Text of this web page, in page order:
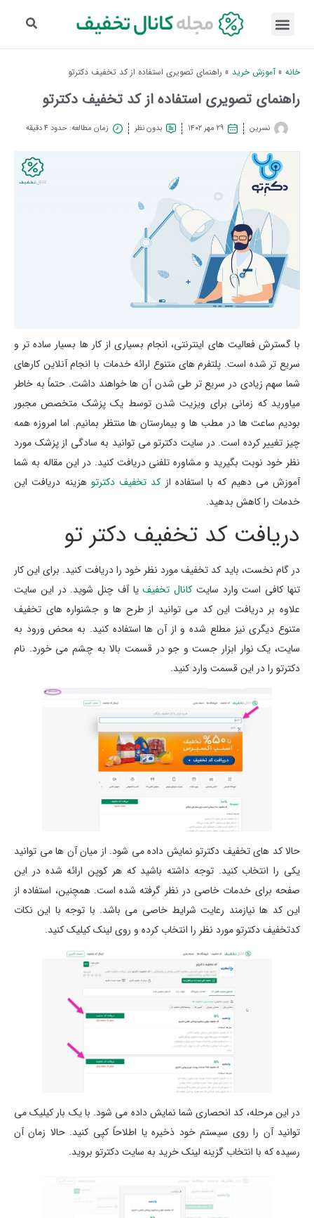
خانه » آموزش خرید » راهنمای تصویری استفاده از کد تخفیف دکترتو
راهنمای تصویری استفاده از کد تخفیف دکترتو
نسرین ۲۹ مهر ۱۴۰۲ بدون نظر زمان مطالعه: حدود 4 دقیقه
با گسترش فعالیت های اینترنتی، انجام بسیاری از کار ها بسیار ساده تر و
سریع تر شده است. پلتفرم های متنوع ارائه خدمات با انجام آنلاین کارهای
شما سهم زیادی در سریع تر طی شدن آن ها خواهند داشت. حتماً به خاطر
میاورید که زمانی برای ویزیت شدن توسط یک پزشک متخصص مجبور
بودیم ساعت ها در مطب ها و بیمارستان ها منتظر بمانیم. اما امروزه همه
چیز تغییر کرده است. در سایت دکترتو می توانید به سادگی از پزشک مورد
نظر خود نوبت بگیرید و مشاوره تلفنی دریافت کنید. در این مقاله به شما
آموزش می دهیم که با استفاده از کد تخفیف دکترتو هزینه دریافت این
خدمات را کاهش بدهید.
دریافت کد تخفیف دکتر تو
در گام نخست، باید کد تخفیف مورد نظر خود را دریافت کنید. برای این کار
تنها کافی است وارد سایت کانال تخفیفیا آف چنل شوید. در این سایت
علاوه بر دریافت این کد می توانید از طرح ها و جشنواره های تخفیف
متنوع دیگری نیز مطلع شده و از آن ها استفاده کنید. به محض ورود به
سایت، یک نوار ابزار جست و جو در قسمت بالا به چشم می خورد. نام
دکترتو را در این قسمت وارد کنید.
حالا کد های تخفیف دکترتو نمایش داده می شود. از میان آن ها می توانید
یکی را انتخاب کنید. توجه داشته باشید که هر کوپن ارائه شده در این
صفحه برای خدمات خاصی در نظر گرفته شده است. همچنین، استفاده از
این کد ها نیازمند رعایت شرایط خاصی می باشد. با توجه با این نکات
کدتخفیف دکترتو مورد نظر را انتخاب کرده و روی لینک کیلیک کنید.
در این مرحله، کد انحصاری شما نمایش داده می شود. با یک بار کیلیک می
توانید آن را روی سیستم خود ذخیره یا اطلاحاً کپی کنید. حالا زمان آن
رسیده که با انتخاب گزینه لینک خرید به سایت دکترتو بروید.